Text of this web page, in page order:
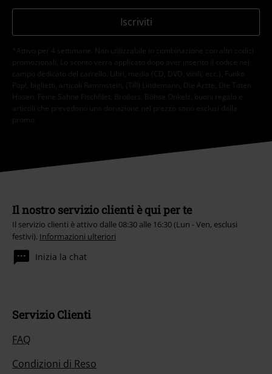
Iscriviti
*Attivo per 4 settimane. Non utilizzabile in combinazione con altri codici
promozionali. Lo sconto verrà applicato dopo aver inserito il codice nel
campo dedicato del carrello. Libri, media (CD, DVD, vinili, ecc.), Funko
Pop!, biglietti, articoli Rammstein, (Till) Lindemann, Die Ärzte, Die Toten
Hosen, Feine Sahne Fischfilet, Broilers, Böhse Onkelz, buoni regalo e
articoli che prevedono una donazione nel prezzo sono esclusi dalla
promo.
Il nostro servizio clienti è qui per te
Il servizio clienti è attivo dalle 08:30 alle 16:30 (Lun - Ven, esclusi
festivi). Informazioni ulteriori
Inizia la chat
Servizio Clienti
FAQ
Condizioni di Reso